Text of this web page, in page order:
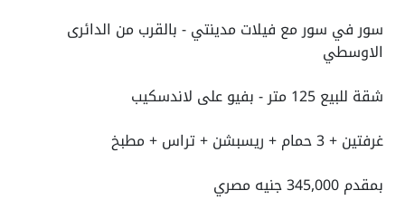
سور في سور مع فيلات مدينتي - بالقرب من الدائرى
الاوسطي
شقة للبيع 125 متر - بفيو على لاندسكيب
غرفتين + 3 حمام + ريسبشن + تراس + مطبخ
بمقدم345,000جنيه مصري